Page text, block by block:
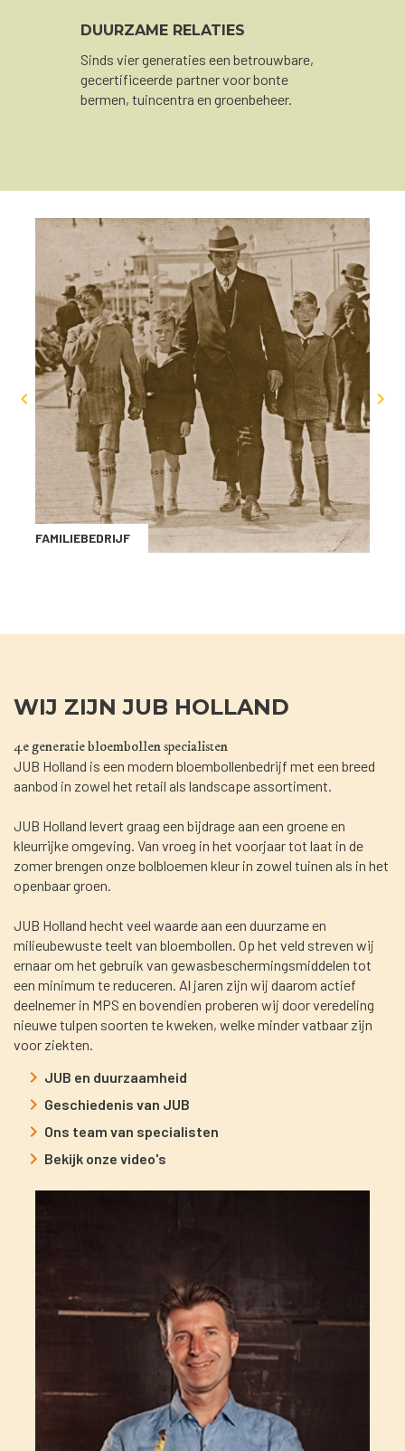
DUURZAME RELATIES
Sinds vier generaties een betrouwbare,
gecertificeerde partner voor bonte
bermen, tuincentra en groenbeheer.
FAMILIEBEDRIJF
 
WIJ ZIJN JUB HOLLAND
4e generatie bloembollen specialisten
JUB Holland is een modern bloembollenbedrijf met een breed
aanbod in zowel het retail als landscape assortiment.
JUB Holland levert graag een bijdrage aan een groene en
kleurrijke omgeving. Van vroeg in het voorjaar tot laat in de
zomer brengen onze bolbloemen kleur in zowel tuinen als in het
openbaar groen.
JUB Holland hecht veel waarde aan een duurzame en
milieubewuste teelt van bloembollen. Op het veld streven wij
ernaar om het gebruik van gewasbeschermingsmiddelen tot
een minimum te reduceren. Al jaren zijn wij daarom actief
deelnemer in MPS en bovendien proberen wij door veredeling
nieuwe tulpen soorten te kweken, welke minder vatbaar zijn
voor ziekten.
JUB en duurzaamheid
Geschiedenis van JUB
Ons team van specialisten
Bekijk onze video's